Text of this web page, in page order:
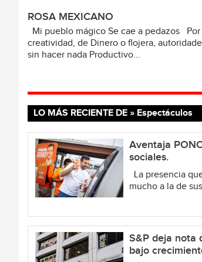
ROSA MEXICANO
Mi pueblo mágico Se cae a pedazos
creatividad, de Dinero o flojera,
sin hacer nada Productivo...
LO MÁS RECIENTE DE » Espectáculos
Aventaja
sociales.
La presencia
mucho a la de
S&P deja nota
bajo